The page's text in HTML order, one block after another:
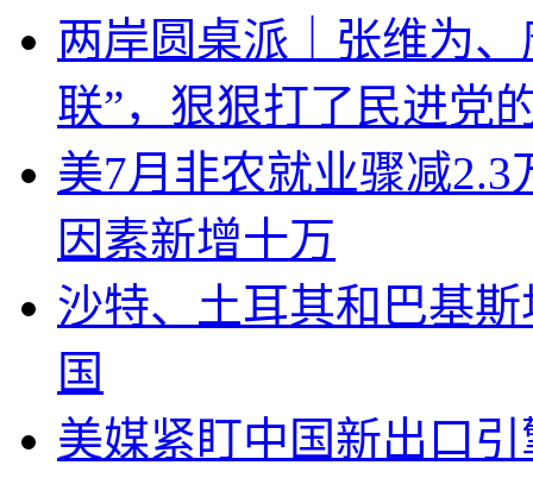
两岸圆桌派｜张维为
联”，狠狠打了民进党
美7月非农就业骤减
因素新增十万
沙特、土耳其和巴基
国
美媒紧盯中国新出口